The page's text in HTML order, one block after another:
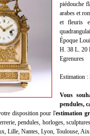
piédouche
arabes et
et fleuris
Époque
H. 38 L. 20
Egrenures
Estimation :
Vous
pendules,
disposition pour l'estimation
pendules, horloges,
Lille, Nantes, Lyon, Toulouse,